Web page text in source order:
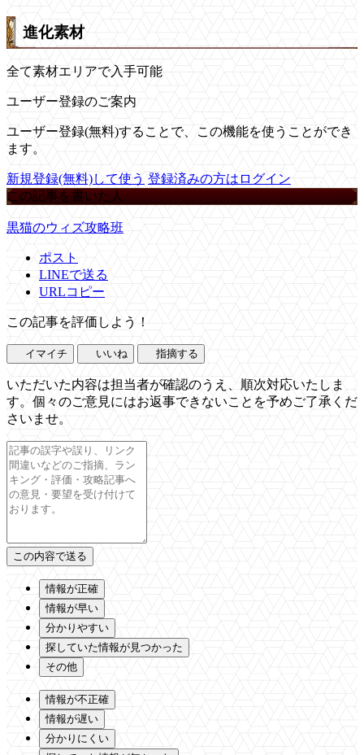
進化素材
全て素材エリアで入手可能
ユーザー登録のご案内
ユーザー登録(無料)することで、この機能を使うことができ
ます。
新規登録(無料)して使う 登録済みの方はログイン
この記事を書いた人
黒猫のウィズ攻略班
ポスト
LINEで送る
URLコピー
この記事を評価しよう！
イマイチ いいね 指摘する
いただいた内容は担当者が確認のうえ、順次対応いたしま
す。個々のご意見にはお返事できないことを予めご了承くだ
さいませ。
情報が正確
情報が早い
分かりやすい
探していた情報が見つかった
その他
情報が不正確
情報が遅い
分かりにくい